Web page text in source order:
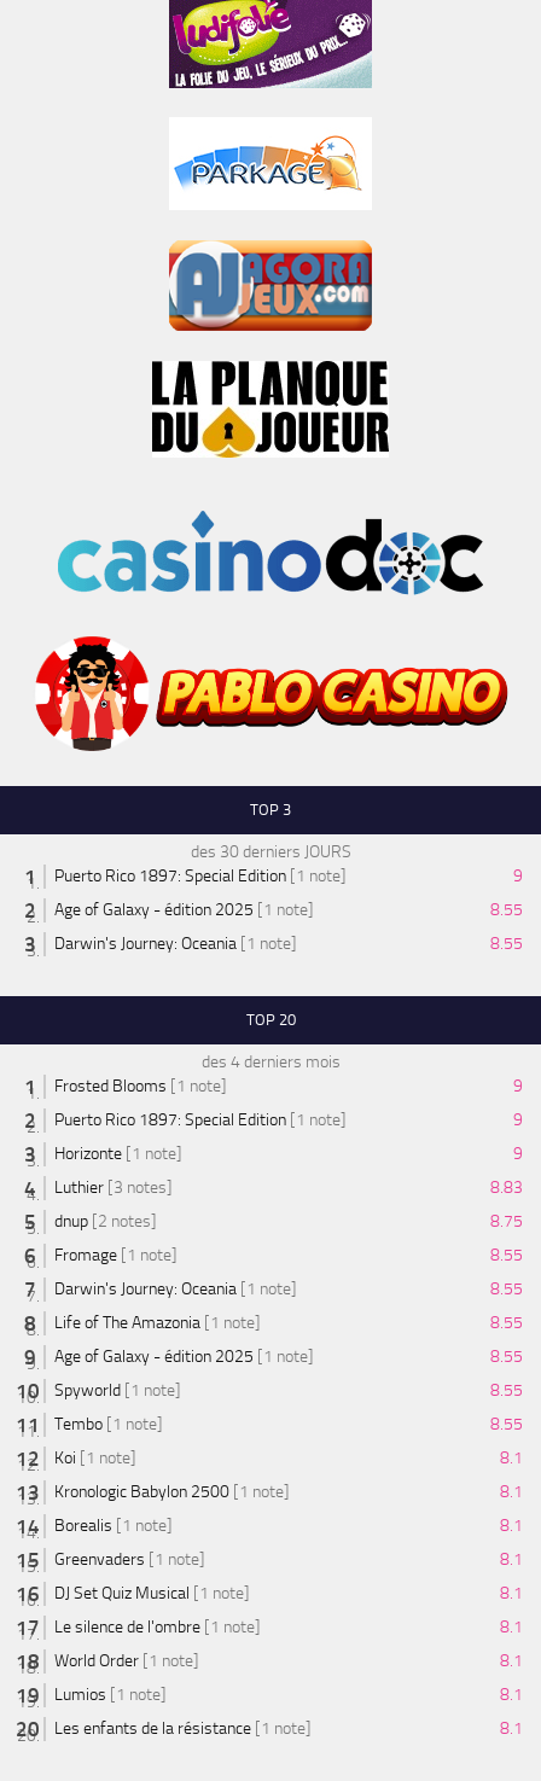
TOP 3
des 30 derniers JOURS
Puerto Rico 1897: Special Edition [1 note]
9
Age of Galaxy - édition 2025 [1 note]
8.55
Darwin's Journey: Oceania [1 note] 8.55
TOP 20
des 4 derniers mois
Frosted Blooms [1 note]
9
Puerto Rico 1897: Special Edition [1 note]
9
Horizonte [1 note]
9
Luthier [3 notes]
8.83
dnup [2 notes]
8.75
Fromage [1 note]
8.55
Darwin's Journey: Oceania [1 note]
8.55
Life of The Amazonia [1 note]
8.55
Age of Galaxy - édition 2025 [1 note]
8.55
Spyworld [1 note]
8.55
Tembo [1 note]
8.55
Koi [1 note]
8.1
Kronologic Babylon 2500 [1 note]
8.1
Borealis [1 note]
8.1
Greenvaders [1 note]
8.1
DJ Set Quiz Musical [1 note]
8.1
Le silence de l'ombre [1 note]
8.1
World Order [1 note]
8.1
Lumios [1 note]
8.1
Les enfants de la résistance [1 note] 8.1